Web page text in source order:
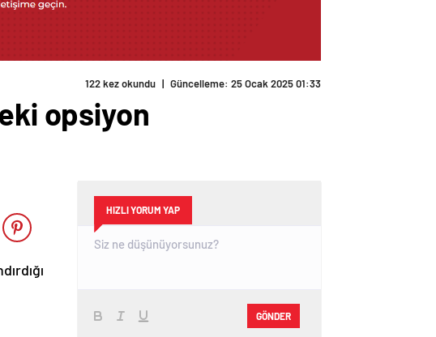
122 kez okundu | Güncelleme: 25 Ocak 2025 01:33
opsiyon
HIZLI YORUM YAP
GÖNDER